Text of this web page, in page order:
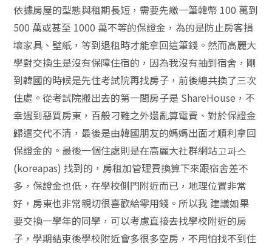
依據房屋的型態與租期長短，需要先繳一筆韓幣 100 萬到
500 萬或甚至 1000 萬不等的保證金，為的是防止房客損
壞家具、壁紙，等到退租時才能拿回這筆錢。然而高麗大
學對交換生是沒有保障住宿的，因為我沒有抽到宿舍，剛
到韓國的時候是先住考試院再找房子，前後總共換了三次
住處。從考試院搬出去的第一間房子是 ShareHouse，不
幸遇到惡質房東，百般刁難之外還亂算電費、對於保證金
歸還交代不清，最後是由韓國朋友的媽媽出面才順利拿回
保證金的。最後一個住處則是在高麗大社群網站고파스
(koreapas) 找到的，房租加管理費換算下來跟宿舍差不
多，保證金也低，在學校側門附近而已，地理位置非常
好，房東也非常親切很喜歡給零用錢。所以我 建議如果
要交換一學年的同學，可以考慮直接去找學校附近的房
子，學期結束後學校附近會多很多空房，不用怕找不到住